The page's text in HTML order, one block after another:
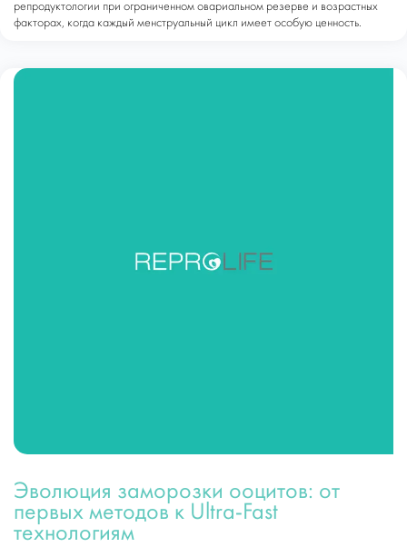
репродуктологии при ограниченном овариальном резерве и возрастных
факторах, когда каждый менструальный цикл имеет особую ценность.
Эволюция заморозки ооцитов: от
первых методов к Ultra-Fast
технологиям